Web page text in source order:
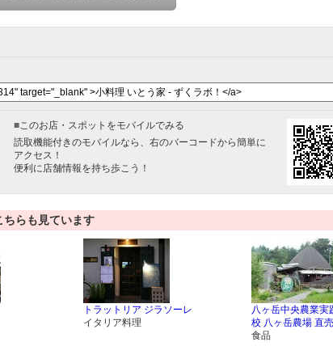
■このお店・スポットをモバイルでみる
読取機能付きのモバイルなら、右のバーコードから簡単に
アクセス！
便利に店舗情報を持ち歩こう！
ちらも見ています
トラットリア ジラソーレ
イタリア料理
八ヶ岳中央農業実
校 八ヶ岳農場 直
食品